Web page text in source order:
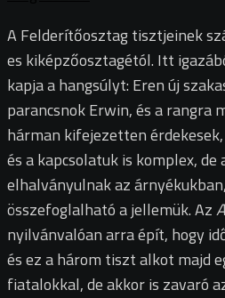
A Felderítőosztag tisztjeinek
es kiképzőosztagétól. Itt
kapja a hangsúlyt: Eren új
parancsnok Erwin, és a rangra
hárman kifejezetten
és a kapcsolatuk is komplex,
elhalványulnak az
összefoglalható a jellemük. Az
nyilvánvalóan arra épít, hogy
és ez a három tiszt alkot majd
fiatalokkal, de akkor is zavaró